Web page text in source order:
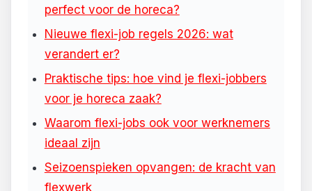
perfect voor de horeca?
Nieuwe flexi-job regels 2026: wat
verandert er?
Praktische tips: hoe vind je flexi-jobbers
voor je horeca zaak?
Waarom flexi-jobs ook voor werknemers
ideaal zijn
Seizoenspieken opvangen: de kracht van
flexwerk